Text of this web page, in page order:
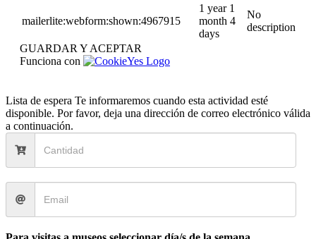
mailerlite:webform:shown:4967915
1 year 1
month 4
days
No
description
GUARDAR Y ACEPTAR
Funciona con
Lista de espera Te informaremos cuando esta actividad esté
disponible. Por favor, deja una dirección de correo electrónico válida
a continuación.